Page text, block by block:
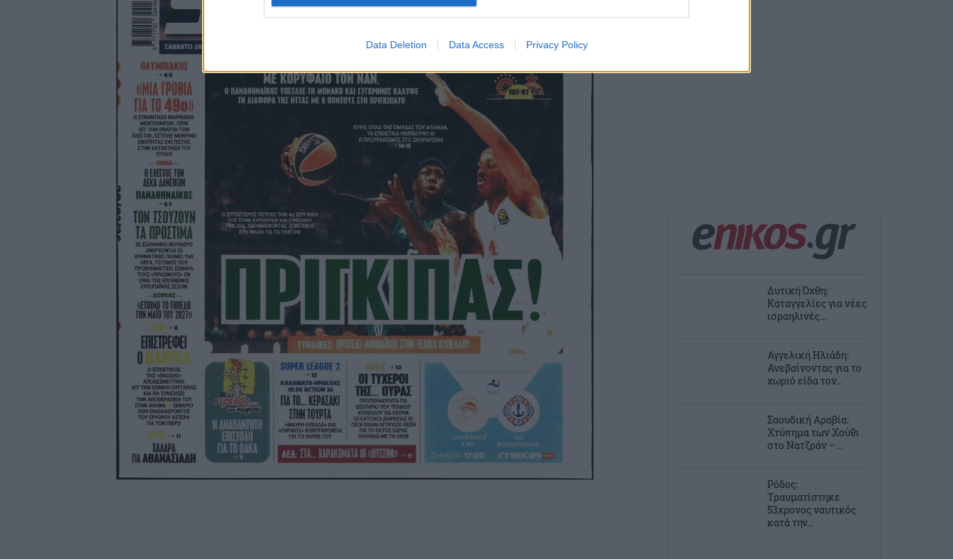
Data Deletion Data Access Privacy Policy
Δυτική Όχθη:
Καταγγελίες για νέες
ισραηλινές...
Αγγελική Ηλιάδη:
Ανεβαίνοντας για το
χωριό είδα τον...
Σαουδική Αραβία:
Χτύπημα των Χούθι
στο Νατζράν –...
Ρόδος:
Τραυματίστηκε
53χρονος ναυτικός
κατά την...